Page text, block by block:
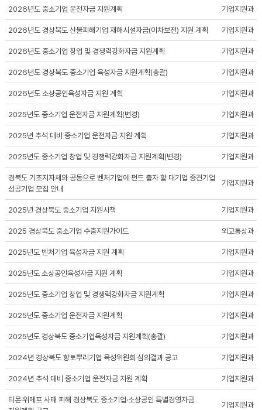
2026년도 중소기업 운전자금 지원계획 기업지원과
2026년도 경상북도 산불피해기업 재해시설자금(이차보전) 지원 계획 기업지원과
2026년도 중소기업 창업 및 경쟁력강화자금 지원계획 기업지원과
2026년도 경상북도 중소기업 육성자금 지원계획(총괄) 기업지원과
2026년도 소상공인육성자금 지원 계획 기업지원과
2025년도 중소기업 운전자금 지원계획(변경) 기업지원과
2025년 추석 대비 중소기업 운전자금 지원 계획 기업지원과
2025년도 중소기업 창업 및 경쟁력강화자금 지원계획(변경) 기업지원과
경북도 기초지자체와 공동으로 벤처기업에 펀드 출자 할 대기업 중견기업
성공기업 모집 안내
기업지원과
2025년 경상북도 중소기업 지원시책 기업지원과
2025 경상북도 중소기업 수출지원가이드 외교통상과
2025년도 벤처기업 육성자금 지원 계획 기업지원과
2025년도 소상공인육성자금 지원 계획 기업지원과
2025년도 중소기업 창업 및 경쟁력강화자금 지원계획 기업지원과
2025년도 중소기업 운전자금 지원계획 기업지원과
2025년도 경상북도 중소기업육성자금 지원계획(총괄) 기업지원과
2024년 경상북도 향토뿌리기업 육성위원회 심의결과 공고 기업지원과
2024년 추석 대비 중소기업 운전자금 지원 계획 기업지원과
티몬·위메프 사태 피해 경상북도 중소기업·소상공인 특별경영자금
기업지원과